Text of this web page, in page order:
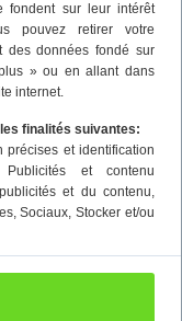
fondent sur leur intérêt
pouvez retirer votre
des données fondé sur
» ou en allant dans
internet.
finalités suivantes:
précises et identification
et contenu
et du contenu,
, Sociaux, Stocker et/ou